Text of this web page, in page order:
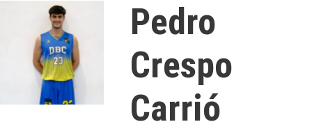
Pedro
Crespo
Carrió